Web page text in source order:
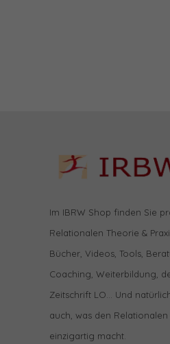
Im IBRW Shop finden Sie
Relationalen Theorie &
Bücher, Videos, Tools,
Coaching, Weiterbildung,
Zeitschrift LO… Und
auch, was den Relationalen
einzigartig macht.